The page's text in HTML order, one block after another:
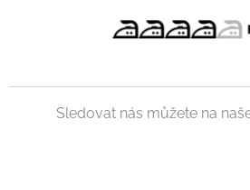
Sledovat nás můžete na